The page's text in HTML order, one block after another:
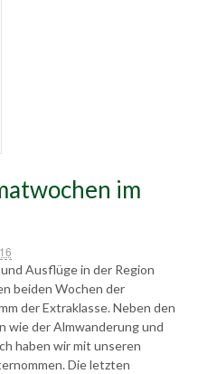
im
Ausflüge in der Region
beiden Wochen der
der Extraklasse. Neben den
wie der Almwanderung und
haben wir mit unseren
Die letzten